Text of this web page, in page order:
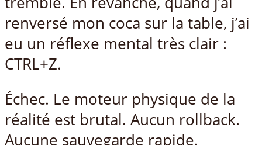
renversé mon coca sur la table, j’ai
eu un réflexe mental très clair :
CTRL+Z.
Échec. Le moteur physique de la
réalité est brutal. Aucun rollback.
Aucune sauvegarde rapide.